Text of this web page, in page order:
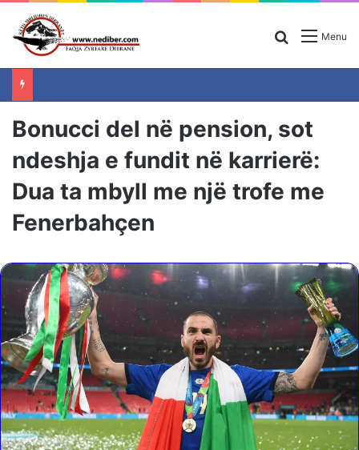
Menu
Search for
Bonucci del në pension, sot
ndeshja e fundit në karrierë:
Dua ta mbyll me një trofe me
Fenerbahçen